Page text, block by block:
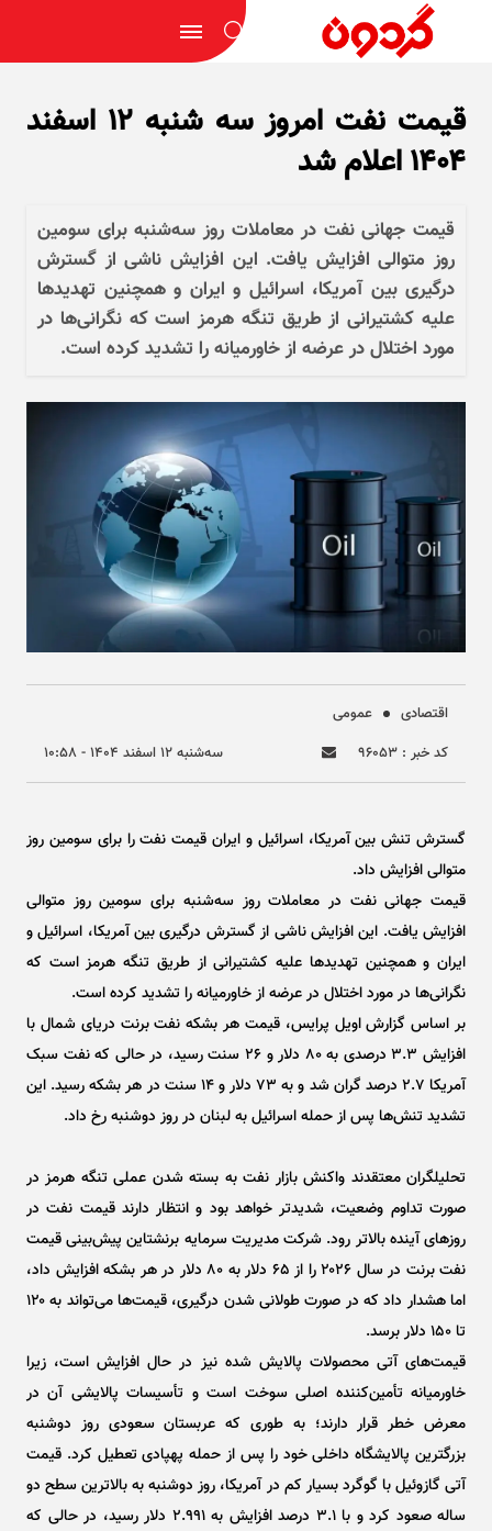
قیمت نفت امروز سه شنبه ۱۲ اسفند
۱۴۰۴ اعلام شد
قیمت جهانی نفت در معاملات روز سه‌شنبه برای سومین
روز متوالی افزایش یافت. این افزایش ناشی از گسترش
درگیری بین آمریکا، اسرائیل و ایران و همچنین تهدید‌ها
علیه کشتیرانی از طریق تنگه هرمز است که نگرانی‌ها در
مورد اختلال در عرضه از خاورمیانه را تشدید کرده است.
اقتصادی
عمومی
کد خبر : ۹۶۰۵۳
سه‌شنبه ۱۲ اسفند ۱۴۰۴ - ۱۰:۵۸
گسترش تنش بین آمریکا، اسرائیل و ایران قیمت نفت را برای سومین روز
متوالی افزایش داد.
قیمت جهانی نفت در معاملات روز سه‌شنبه برای سومین روز متوالی
افزایش یافت. این افزایش ناشی از گسترش درگیری بین آمریکا، اسرائیل و
ایران و همچنین تهدید‌ها علیه کشتیرانی از طریق تنگه هرمز است که
نگرانی‌ها در مورد اختلال در عرضه از خاورمیانه را تشدید کرده است.
بر اساس گزارش اویل پرایس، قیمت هر بشکه نفت برنت دریای شمال با
افزایش ۳.۳ درصدی به ۸۰ دلار و ۲۶ سنت رسید، در حالی که نفت سبک
آمریکا ۲.۷ درصد گران شد و به ۷۳ دلار و ۱۴ سنت در هر بشکه رسید. این
تشدید تنش‌ها پس از حمله اسرائیل به لبنان در روز دوشنبه رخ داد.
تحلیلگران معتقدند واکنش بازار نفت به بسته شدن عملی تنگه هرمز در
صورت تداوم وضعیت، شدیدتر خواهد بود و انتظار دارند قیمت نفت در
روز‌های آینده بالاتر رود. شرکت مدیریت سرمایه برنشتاین پیش‌بینی قیمت
نفت برنت در سال ۲۰۲۶ را از ۶۵ دلار به ۸۰ دلار در هر بشکه افزایش داد،
اما هشدار داد که در صورت طولانی شدن درگیری، قیمت‌ها می‌تواند به ۱۲۰
تا ۱۵۰ دلار برسد.
قیمت‌های آتی محصولات پالایش شده نیز در حال افزایش است، زیرا
خاورمیانه تأمین‌کننده اصلی سوخت است و تأسیسات پالایشی آن در
معرض خطر قرار دارند؛ به طوری که عربستان سعودی روز دوشنبه
بزرگترین پالایشگاه داخلی خود را پس از حمله پهپادی تعطیل کرد. قیمت
آتی گازوئیل با گوگرد بسیار کم در آمریکا، روز دوشنبه به بالاترین سطح دو
ساله صعود کرد و با ۳.۱ درصد افزایش به ۲.۹۹۱ دلار رسید، در حالی که